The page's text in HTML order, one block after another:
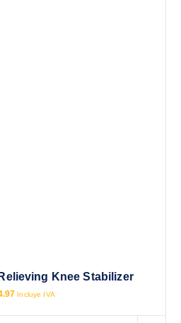
Knee Stabilizer
Incluye IVA